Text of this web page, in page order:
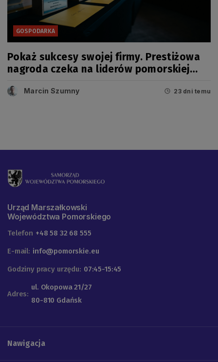
GOSPODARKA
Pokaż sukcesy swojej firmy. Prestiżowa
nagroda czeka na liderów pomorskiej
Marcin Szumny 23 dni temu
Urząd Marszałkowski
Województwa Pomorskiego
Telefon +48 58 32 68 555
E-mail: info@pomorskie.eu
Godziny pracy urzędu: 07:45-15:45
Adres:
ul. Okopowa 21/27
80-810 Gdańsk
Nawigacja